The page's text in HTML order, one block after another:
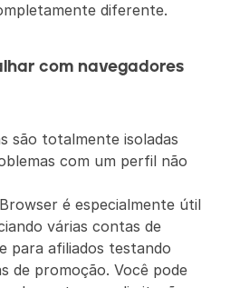
diferente.
com navegadores
são totalmente isoladas
com um perfil não
é especialmente útil
várias contas de
para afiliados testando
de promoção. Você pode